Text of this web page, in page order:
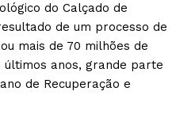
do Calçado de
de um processo de
mais de 70 milhões de
anos, grande parte
de Recuperação e